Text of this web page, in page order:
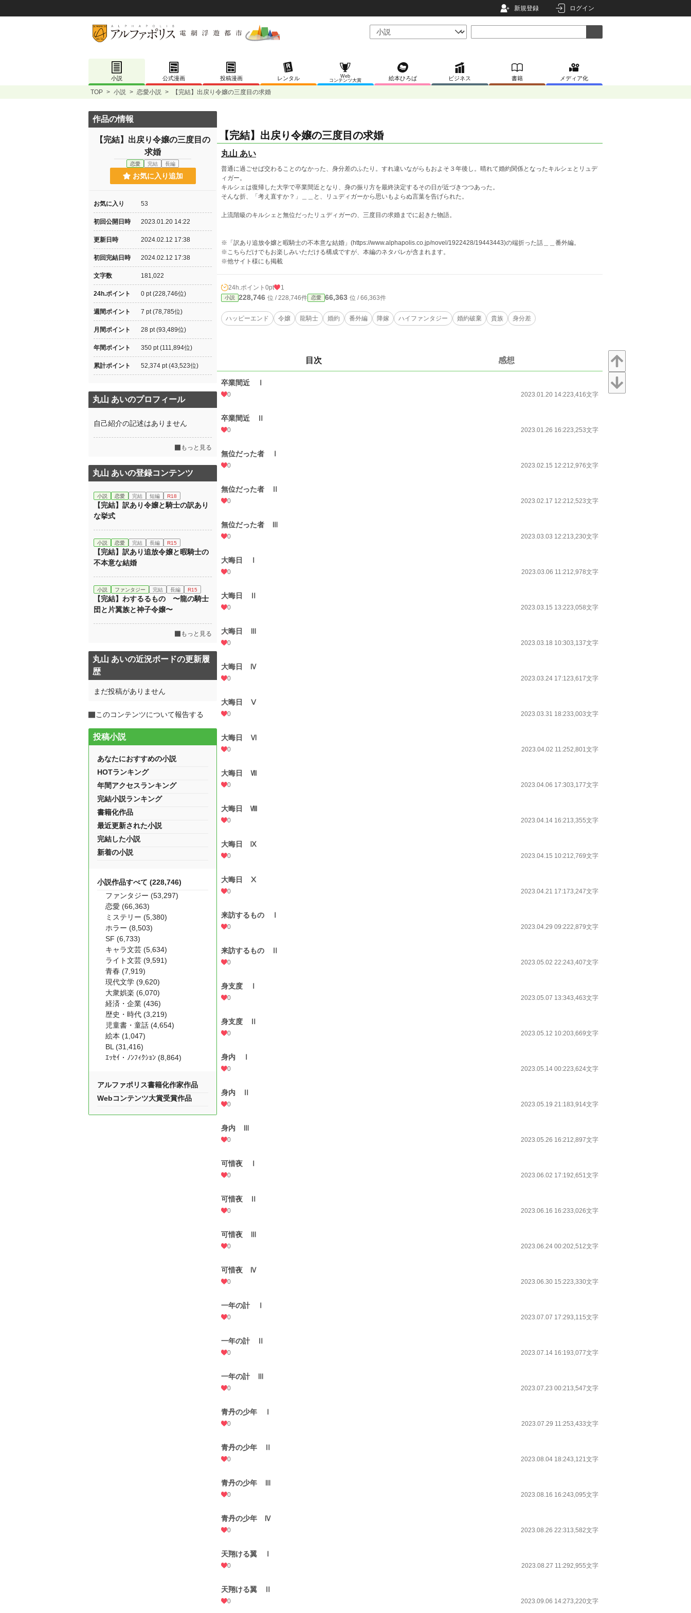
新規登録 ログイン
小説 公式漫画 投稿漫画 レンタル
Web
コンテンツ大賞
絵本ひろば ビジネス 書籍 メディア化
TOP > 小説 > 恋愛小説 > 【完結】出戻り令嬢の三度目の求婚
【完結】出戻り令嬢の三度目の求婚
丸山 あい
普通に過ごせば交わることのなかった、身分差のふたり。すれ違いながらもおよそ３年後し。晴れて婚約関係となったキルシェとリュデ
ィガー。
キルシェは復帰した大学で卒業間近となり、身の振り方を最終決定するその日が近づきつつあった。
そんな折、「考え直すか？」＿＿と、リュディガーから思いもよらぬ言葉を告げられた。
上流階級のキルシェと無位だったリュディガーの、三度目の求婚までに起きた物語。
※「訳あり追放令嬢と暇騎士の不本意な結婚」(https://www.alphapolis.co.jp/novel/1922428/19443443)の端折った話＿＿番外編。
※こちらだけでもお楽しみいただける構成ですが、本編のネタバレが含まれます。
※他サイト様にも掲載
24h.ポイント 0pt 1
小説 228,746 位 / 228,746件 恋愛 66,363 位 / 66,363件
ハッピーエンド 令嬢 龍騎士 婚約 番外編 降嫁 ハイファンタジー 婚約破棄 貴族 身分差
目次 感想
卒業間近 Ⅰ
0 2023.01.20 14:223,416文字
卒業間近 Ⅱ
0 2023.01.26 16:223,253文字
無位だった者 Ⅰ
0 2023.02.15 12:212,976文字
無位だった者 Ⅱ
0 2023.02.17 12:212,523文字
無位だった者 Ⅲ
0 2023.03.03 12:213,230文字
大晦日 Ⅰ
0 2023.03.06 11:212,978文字
大晦日 Ⅱ
0 2023.03.15 13:223,058文字
大晦日 Ⅲ
0 2023.03.18 10:303,137文字
大晦日 Ⅳ
0 2023.03.24 17:123,617文字
大晦日 Ⅴ
0 2023.03.31 18:233,003文字
大晦日 Ⅵ
0 2023.04.02 11:252,801文字
大晦日 Ⅶ
0 2023.04.06 17:303,177文字
大晦日 Ⅷ
0 2023.04.14 16:213,355文字
大晦日 Ⅸ
0 2023.04.15 10:212,769文字
大晦日 Ⅹ
0 2023.04.21 17:173,247文字
来訪するもの Ⅰ
0 2023.04.29 09:222,879文字
来訪するもの Ⅱ
0 2023.05.02 22:243,407文字
身支度 Ⅰ
0 2023.05.07 13:343,463文字
身支度 Ⅱ
0 2023.05.12 10:203,669文字
身内 Ⅰ
0 2023.05.14 00:223,624文字
身内 Ⅱ
0 2023.05.19 21:183,914文字
身内 Ⅲ
0 2023.05.26 16:212,897文字
可惜夜 Ⅰ
0 2023.06.02 17:192,651文字
可惜夜 Ⅱ
0 2023.06.16 16:233,026文字
可惜夜 Ⅲ
0 2023.06.24 00:202,512文字
可惜夜 Ⅳ
0 2023.06.30 15:223,330文字
一年の計 Ⅰ
0 2023.07.07 17:293,115文字
一年の計 Ⅱ
0 2023.07.14 16:193,077文字
一年の計 Ⅲ
0 2023.07.23 00:213,547文字
青丹の少年 Ⅰ
0 2023.07.29 11:253,433文字
青丹の少年 Ⅱ
0 2023.08.04 18:243,121文字
青丹の少年 Ⅲ
0 2023.08.16 16:243,095文字
青丹の少年 Ⅳ
0 2023.08.26 22:313,582文字
天翔ける翼 Ⅰ
0 2023.08.27 11:292,955文字
天翔ける翼 Ⅱ
0 2023.09.06 14:273,220文字
作品の情報
【完結】出戻り令嬢の三度目の
求婚
恋愛 完結 長編
お気に入り追加
お気に入り 53
初回公開日時 2023.01.20 14:22
更新日時 2024.02.12 17:38
初回完結日時 2024.02.12 17:38
文字数 181,022
24h.ポイント 0 pt (228,746位)
週間ポイント 7 pt (78,785位)
月間ポイント 28 pt (93,489位)
年間ポイント 350 pt (111,894位)
累計ポイント 52,374 pt (43,523位)
丸山 あいのプロフィール
自己紹介の記述はありません
もっと見る
丸山 あいの登録コンテンツ
小説 恋愛 完結 短編 R18
【完結】訳あり令嬢と騎士の訳あり
な挙式
小説 恋愛 完結 長編 R15
【完結】訳あり追放令嬢と暇騎士の
不本意な結婚
小説 ファンタジー 完結 長編 R15
【完結】わするるもの 〜龍の騎士
団と片翼族と神子令嬢〜
もっと見る
丸山 あいの近況ボードの更新履
歴
まだ投稿がありません
このコンテンツについて報告する
投稿小説
あなたにおすすめの小説
HOTランキング
年間アクセスランキング
完結小説ランキング
書籍化作品
最近更新された小説
完結した小説
新着の小説
小説作品すべて (228,746)
ファンタジー (53,297)
恋愛 (66,363)
ミステリー (5,380)
ホラー (8,503)
SF (6,733)
キャラ文芸 (5,634)
ライト文芸 (9,591)
青春 (7,919)
現代文学 (9,620)
大衆娯楽 (6,070)
経済・企業 (436)
歴史・時代 (3,219)
児童書・童話 (4,654)
絵本 (1,047)
BL (31,416)
ｴｯｾｲ・ﾉﾝﾌｨｸｼｮﾝ (8,864)
アルファポリス書籍化作家作品
Webコンテンツ大賞受賞作品